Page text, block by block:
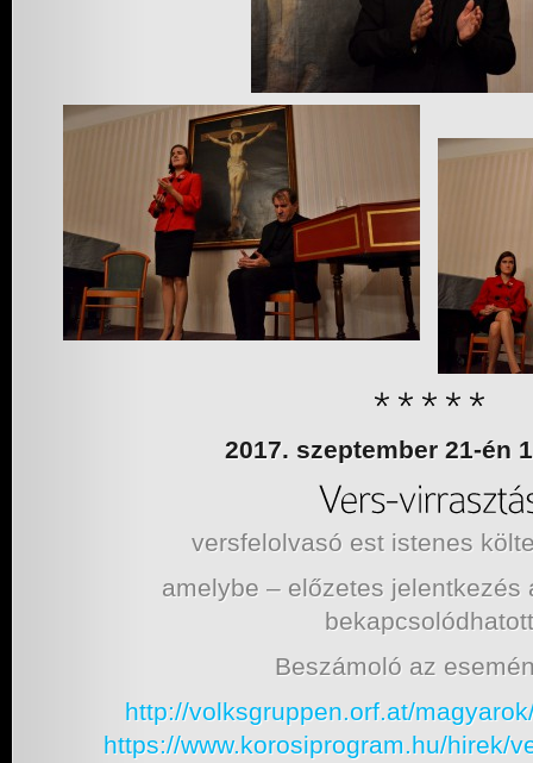
2017. szeptember 21-én
versfelolvasó est istenes
amelybe – előzetes jelentkezés
bekapcsolódhatott
Beszámoló az
http://volksgruppen.orf.at/
https://www.korosiprogram.hu/hirek/